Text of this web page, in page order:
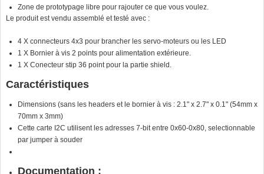
Zone de prototypage libre pour rajouter ce que vous voulez.
Le produit est vendu assemblé et testé avec :
4 X connecteurs 4x3 pour brancher les servo-moteurs ou les LED
1 X Bornier à vis 2 points pour alimentation extérieure.
1 X Conecteur stip 36 point pour la partie shield.
Caractéristiques
Dimensions (sans les headers et le bornier à vis : 2.1" x 2.7" x 0.1" (54mm x
70mm x 3mm)
Cette carte I2C utilisent les adresses 7-bit entre 0x60-0x80, selectionnable
par jumper à souder
Documentation :